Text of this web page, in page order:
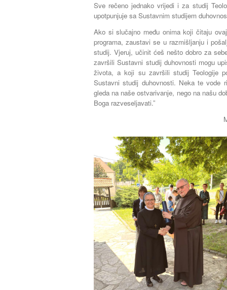
Sve rečeno jednako vrijedi i za studij
upotpunjuje sa Sustavnim studijem
Ako si slučajno među onima koji čitaju
programa, zaustavi se u razmišljanju i
studij. Vjeruj, učinit ćeš nešto dobro za
završili Sustavni studij duhovnosti mogu
života, a koji su završili studij Teologije
Sustavni studij duhovnosti. Neka te vode
gleda na naše ostvarivanje, nego na našu
Boga razveseljavati.”